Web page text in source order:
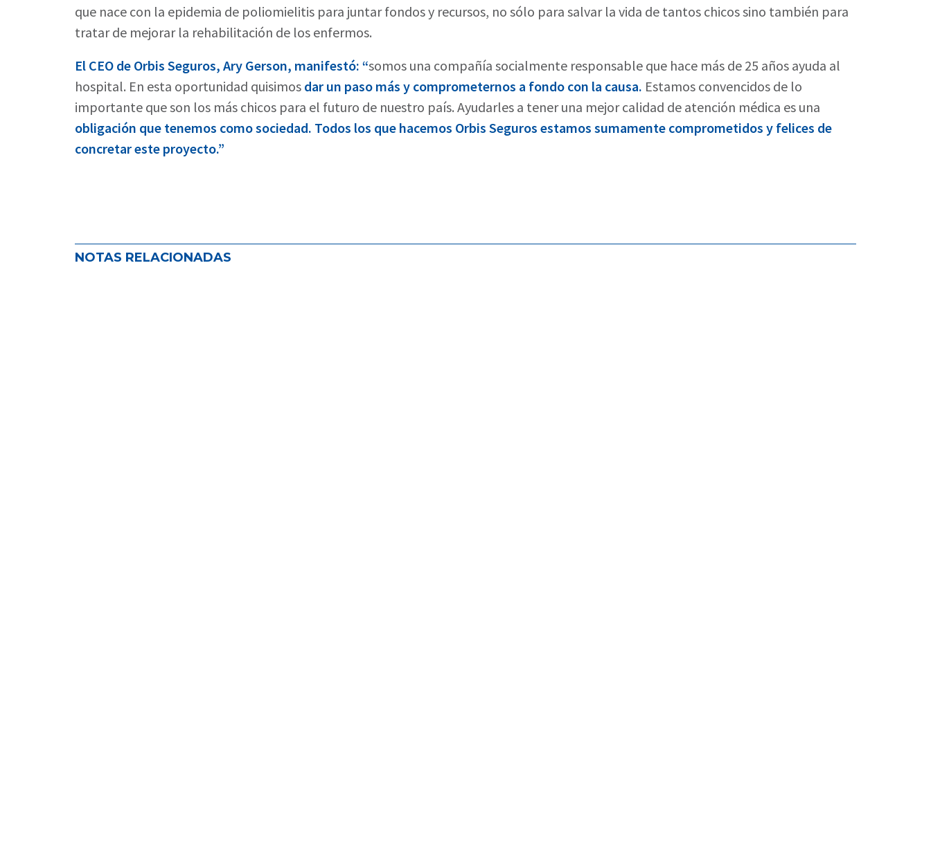
que nace con la epidemia de poliomielitis para juntar fondos y recursos, no sólo para salvar la vida de tantos chicos sino también para
tratar de mejorar la rehabilitación de los enfermos.
El CEO de Orbis Seguros, Ary Gerson, manifestó: “somos una compañía socialmente responsable que hace más de 25 años ayuda al
hospital. En esta oportunidad quisimos dar un paso más y comprometernos a fondo con la causa. Estamos convencidos de lo
importante que son los más chicos para el futuro de nuestro país. Ayudarles a tener una mejor calidad de atención médica es una
obligación que tenemos como sociedad. Todos los que hacemos Orbis Seguros estamos sumamente comprometidos y felices de
concretar este proyecto.”
NOTAS RELACIONADAS